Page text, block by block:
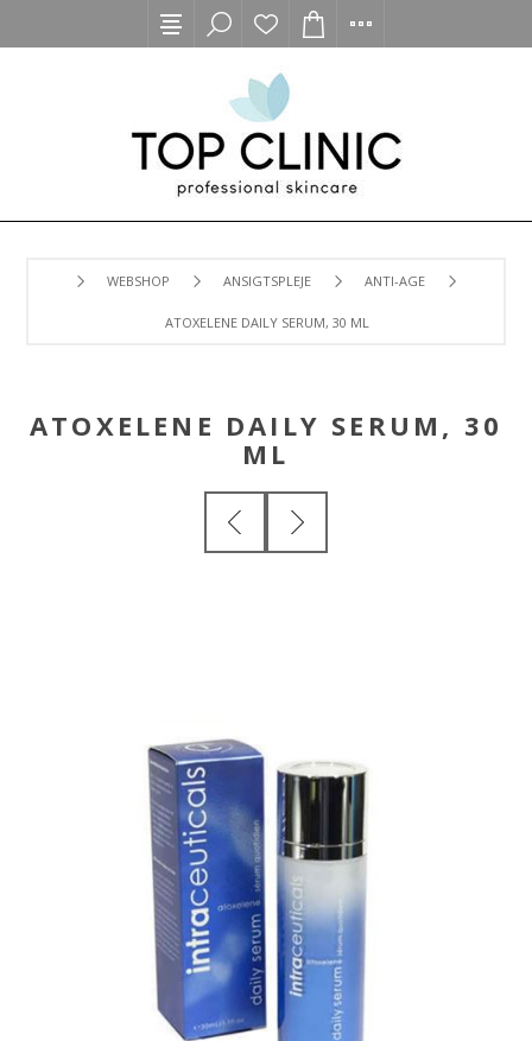
WEBSHOP ANSIGTSPLEJE ANTI-AGE
ATOXELENE DAILY SERUM, 30 ML
ATOXELENE DAILY SERUM, 30
ML